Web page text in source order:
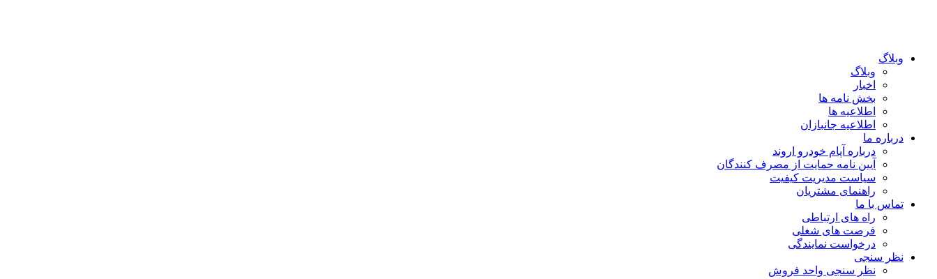
وبلاگ
وبلاگ
اخبار
بخش نامه ها
اطلاعیه ها
اطلاعیه جانبازان
درباره ما
درباره آپام خودرو اروند
آیین نامه حمایت از مصرف کنندگان
سیاست مدیریت کیفیت
راهنمای مشتریان
تماس با ما
راه های ارتباطی
فرصت های شغلی
درخواست نمایندگی
نظر سنجی
نظر سنجی واحد فروش